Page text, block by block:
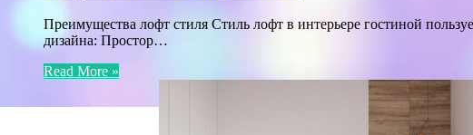
Преимущества лофт стиля Стиль лофт в интерьере гостиной
дизайна: Простор…
Read More »